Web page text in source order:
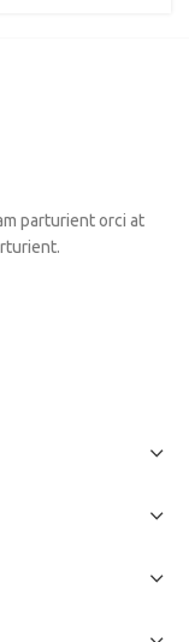
parturient orci at